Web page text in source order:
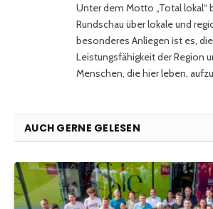
Unter dem Motto „Total lokal“
Rundschau über lokale und
besonderes Anliegen ist es,
Leistungsfähigkeit der Region
Menschen, die hier leben,
AUCH GERNE GELESEN